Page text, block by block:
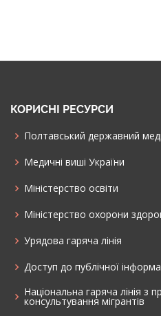
КОРИСНІ РЕСУРСИ
Полтавський державний
Медичні виші України
Міністерство освіти
Міністерство охорони
Урядова гаряча лінія
Доступ до публічної
Національна гаряча лінія з
консультування мiгрантiв